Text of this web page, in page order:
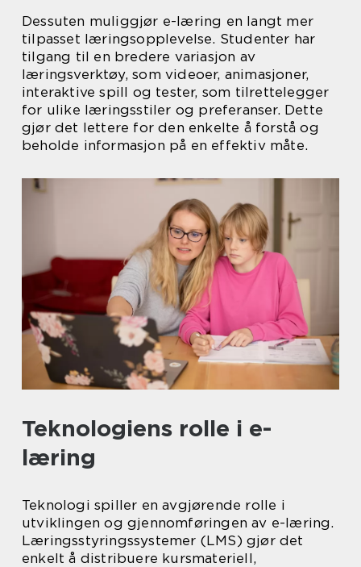
Dessuten muliggjør e-læring en langt mer
tilpasset læringsopplevelse. Studenter har
tilgang til en bredere variasjon av
læringsverktøy, som videoer, animasjoner,
interaktive spill og tester, som tilrettelegger
for ulike læringsstiler og preferanser. Dette
gjør det lettere for den enkelte å forstå og
beholde informasjon på en effektiv måte.
Teknologiens rolle i e-
læring
Teknologi spiller en avgjørende rolle i
utviklingen og gjennomføringen av e-læring.
Læringsstyringssystemer (LMS) gjør det
enkelt å distribuere kursmateriell,